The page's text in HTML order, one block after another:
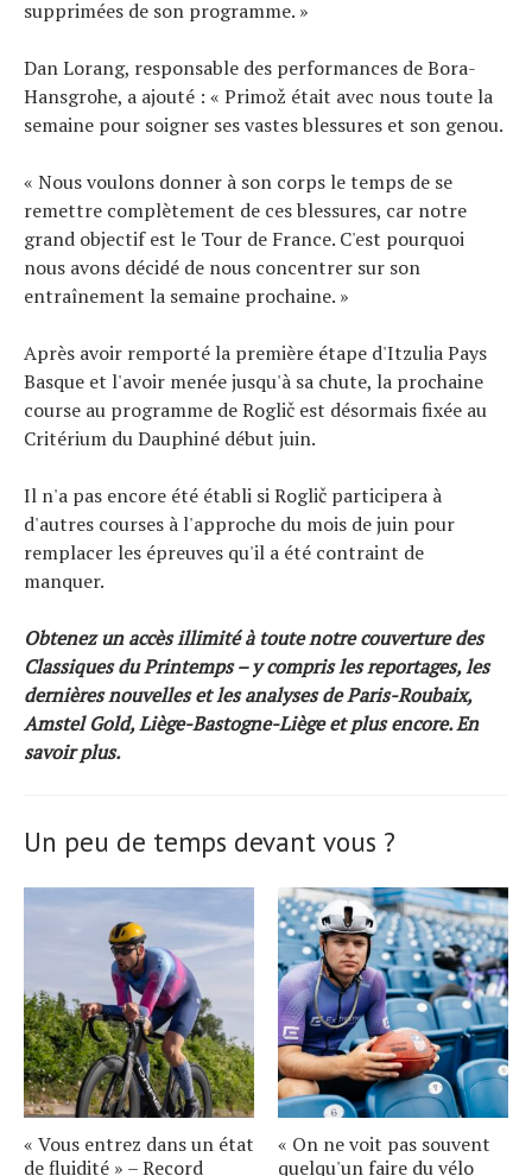
supprimées de son programme. »
Dan Lorang, responsable des performances de Bora-
Hansgrohe, a ajouté : « Primož était avec nous toute la
semaine pour soigner ses vastes blessures et son genou.
« Nous voulons donner à son corps le temps de se
remettre complètement de ces blessures, car notre
grand objectif est le Tour de France. C'est pourquoi
nous avons décidé de nous concentrer sur son
entraînement la semaine prochaine. »
Après avoir remporté la première étape d'Itzulia Pays
Basque et l'avoir menée jusqu'à sa chute, la prochaine
course au programme de Roglič est désormais fixée au
Critérium du Dauphiné début juin.
Il n'a pas encore été établi si Roglič participera à
d'autres courses à l'approche du mois de juin pour
remplacer les épreuves qu'il a été contraint de
manquer.
Obtenez un accès illimité à toute notre couverture des
Classiques du Printemps – y compris les reportages, les
dernières nouvelles et les analyses de Paris-Roubaix,
Amstel Gold, Liège-Bastogne-Liège et plus encore.En
savoir plus.
Un peu de temps devant vous ?
« Vous entrez dans un état
de fluidité » – Record
« On ne voit pas souvent
quelqu'un faire du vélo